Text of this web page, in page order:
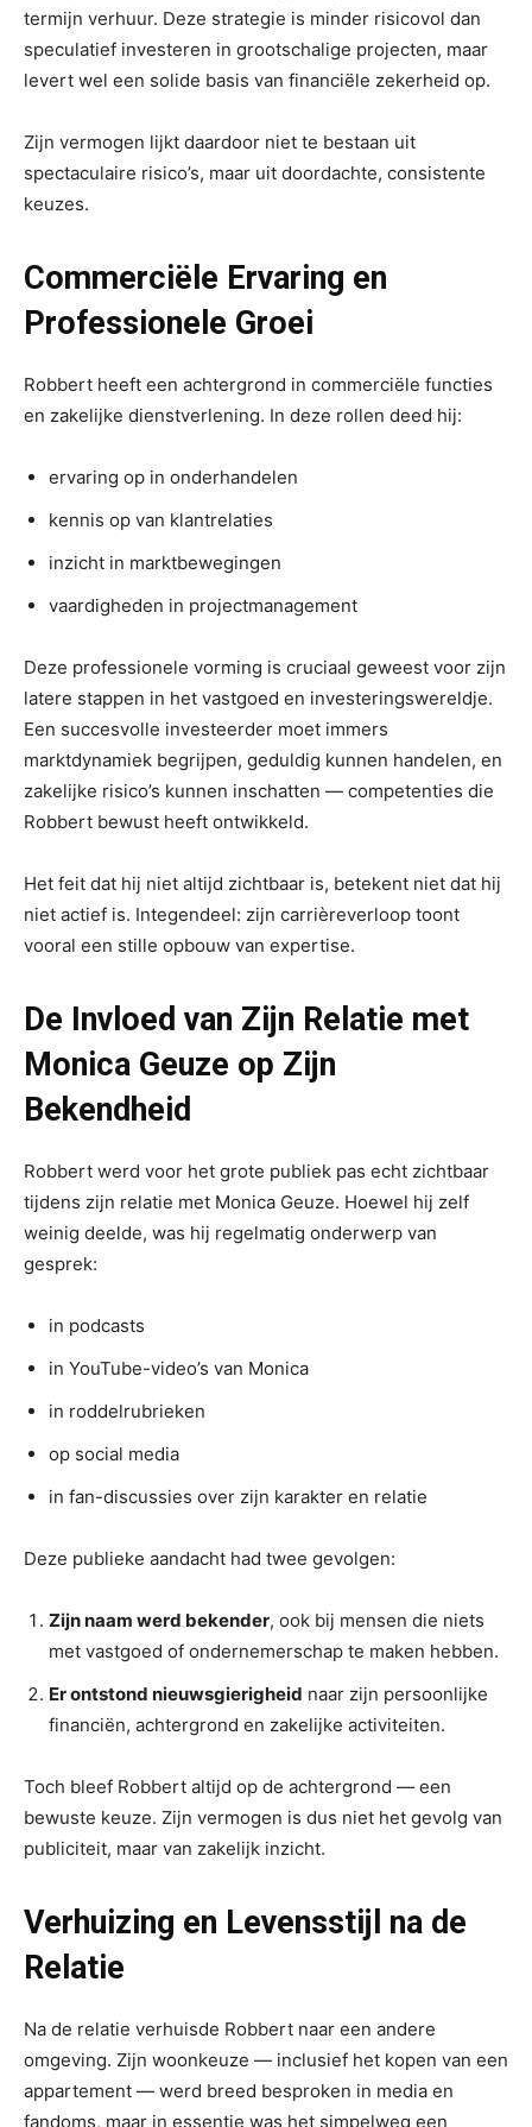
termijn verhuur. Deze strategie is minder risicovol dan
speculatief investeren in grootschalige projecten, maar
levert wel een solide basis van financiële zekerheid op.
Zijn vermogen lijkt daardoor niet te bestaan uit
spectaculaire risico’s, maar uit doordachte, consistente
keuzes.
Commerciële Ervaring en
Professionele Groei
Robbert heeft een achtergrond in commerciële functies
en zakelijke dienstverlening. In deze rollen deed hij:
ervaring op in onderhandelen
kennis op van klantrelaties
inzicht in marktbewegingen
vaardigheden in projectmanagement
Deze professionele vorming is cruciaal geweest voor zijn
latere stappen in het vastgoed en investeringswereldje.
Een succesvolle investeerder moet immers
marktdynamiek begrijpen, geduldig kunnen handelen, en
zakelijke risico’s kunnen inschatten — competenties die
Robbert bewust heeft ontwikkeld.
Het feit dat hij niet altijd zichtbaar is, betekent niet dat hij
niet actief is. Integendeel: zijn carrièreverloop toont
vooral een stille opbouw van expertise.
De Invloed van Zijn Relatie met
Monica Geuze op Zijn
Bekendheid
Robbert werd voor het grote publiek pas echt zichtbaar
tijdens zijn relatie met Monica Geuze. Hoewel hij zelf
weinig deelde, was hij regelmatig onderwerp van
gesprek:
in podcasts
in YouTube-video’s van Monica
in roddelrubrieken
op social media
in fan-discussies over zijn karakter en relatie
Deze publieke aandacht had twee gevolgen:
Zijn naam werd bekender, ook bij mensen die niets
met vastgoed of ondernemerschap te maken hebben.
Er ontstond nieuwsgierigheid naar zijn persoonlijke
financiën, achtergrond en zakelijke activiteiten.
Toch bleef Robbert altijd op de achtergrond — een
bewuste keuze. Zijn vermogen is dus niet het gevolg van
publiciteit, maar van zakelijk inzicht.
Verhuizing en Levensstijl na de
Relatie
Na de relatie verhuisde Robbert naar een andere
omgeving. Zijn woonkeuze — inclusief het kopen van een
appartement — werd breed besproken in media en
fandoms, maar in essentie was het simpelweg een